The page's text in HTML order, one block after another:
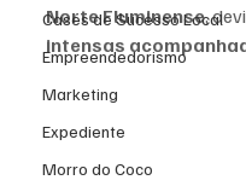
Cases de Sucesso Local
Empreendedorismo
Marketing
Expediente
Morro do Coco
Norte Fluminense,
intensas